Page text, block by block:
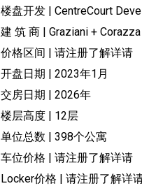
楼盘开发 | CentreCourt
建 筑 商 | Graziani +
价格区间 | 请注册了解详请
开盘日期 | 2023年1月
交房日期 | 2026年
楼层高度 | 12层
单位总数 | 398个公寓
车位价格 | 请注册了解详请
Locker价格 | 请注册了解详